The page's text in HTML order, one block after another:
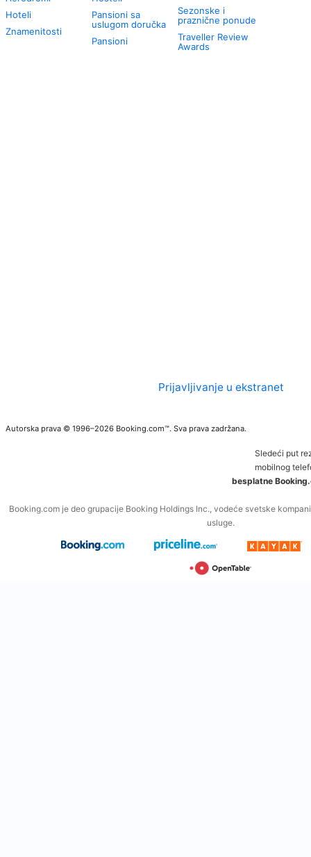
Hoteli
Znamenitosti
Pansioni sa
uslugom doručka
Pansioni
Sezonske i
praznične ponude
Traveller Review
Awards
Prijavljivanje u ekstranet
Autorska prava © 1996–2026 Booking.com™. Sva prava zadržana.
Sledeći put
mobilnog
besplatne
Booking.com je deo grupacije Booking Holdings Inc., vodeće svetske
usluge.